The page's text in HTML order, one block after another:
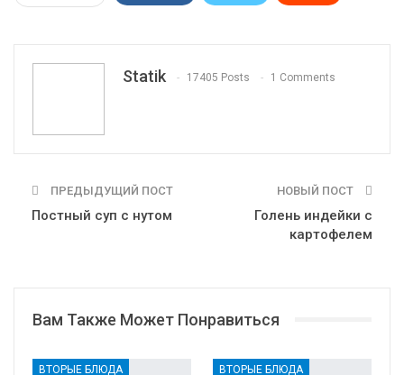
Statik 17405 Posts 1 Comments
ПРЕДЫДУЩИЙ ПОСТ
Постный суп с нутом
НОВЫЙ ПОСТ
Голень индейки с
картофелем
Вам Также Может Понравиться
ВТОРЫЕ БЛЮДА ВТОРЫЕ БЛЮДА